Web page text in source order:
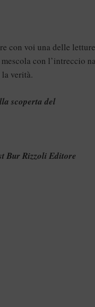
con voi una delle
con l’intreccio
verità.
scoperta del
Bur Rizzoli Editore